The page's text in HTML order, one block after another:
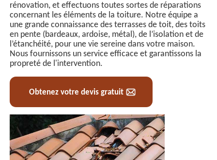
rénovation, et effectuons toutes sortes de réparations
concernant les éléments de la toiture. Notre équipe a
une grande connaissance des terrasses de toit, des toits
en pente (bardeaux, ardoise, métal), de l’isolation et de
l’étanchéité, pour une vie sereine dans votre maison.
Nous fournissons un service efficace et garantissons la
propreté de l'intervention.
Obtenez votre devis gratuit